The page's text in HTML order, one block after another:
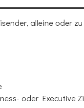
alleine oder
oder Executive